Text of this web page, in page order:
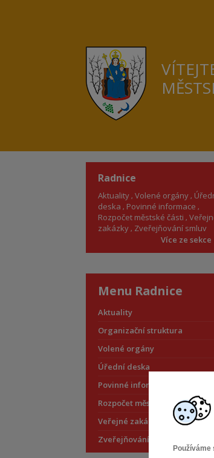
Používáme
Radnice
Aktuality Volené orgány
deska
Povinné informace
Rozpočet městské části
zakázky Zveřejňování smluv
Více ze sekce
Menu Radnice
Aktuality
Organizační struktura
Volené orgány
Úřední deska
Povinné informace
Rozpočet městské části
Veřejné zakázky
Zveřejňování smluv